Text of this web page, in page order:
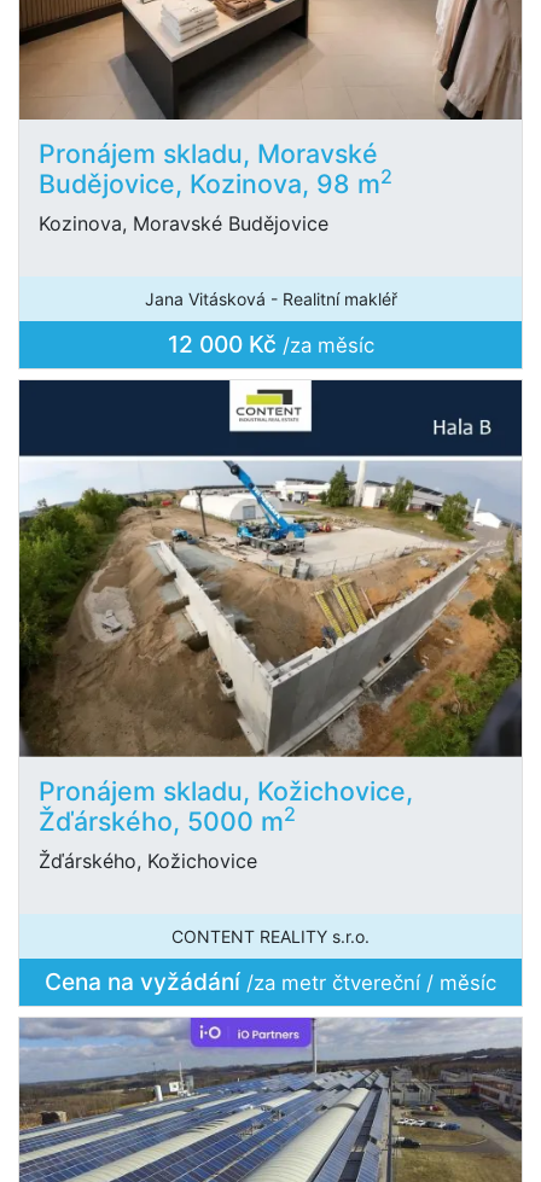
Pronájem skladu, Moravské
Budějovice, Kozinova, 98 m2
Kozinova, Moravské Budějovice
Jana Vitásková - Realitní makléř
12 000 Kč /za měsíc
Pronájem skladu, Kožichovice,
Žďárského, 5000 m2
Žďárského, Kožichovice
CONTENT REALITY s.r.o.
Cena na vyžádání /za metr čtvereční / měsíc